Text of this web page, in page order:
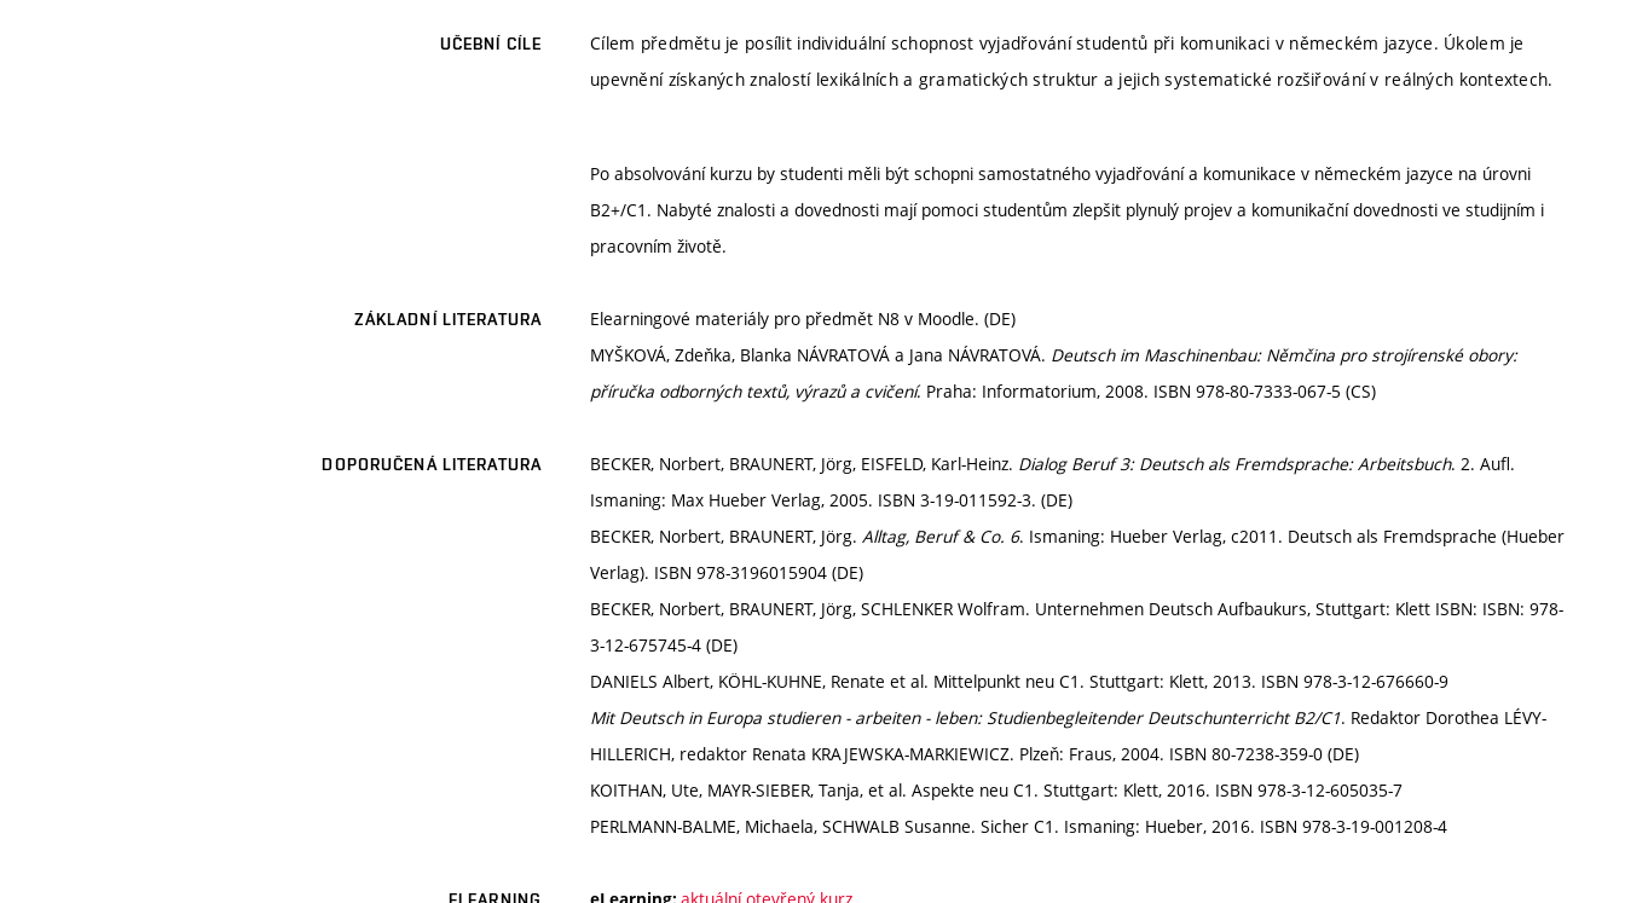
UČEBNÍ CÍLE
Cílem předmětu je posílit individuální schopnost vyjadřování studentů při komunikaci v německém jazyce. Úkolem je
upevnění získaných znalostí lexikálních a gramatických struktur a jejich systematické rozšiřování v reálných kontextech.
Po absolvování kurzu by studenti měli být schopni samostatného vyjadřování a komunikace v německém jazyce na úrovni
B2+/C1. Nabyté znalosti a dovednosti mají pomoci studentům zlepšit plynulý projev a komunikační dovednosti ve studijním i
pracovním životě.
ZÁKLADNÍ LITERATURA
Elearningové materiály pro předmět N8 v Moodle. (DE)
MYŠKOVÁ, Zdeňka, Blanka NÁVRATOVÁ a Jana NÁVRATOVÁ. Deutsch im Maschinenbau: Němčina pro strojírenské obory:
příručka odborných textů, výrazů a cvičení. Praha: Informatorium, 2008. ISBN 978-80-7333-067-5 (CS)
DOPORUČENÁ LITERATURA BECKER, Norbert, BRAUNERT, Jörg, EISFELD, Karl-Heinz. Dialog Beruf 3: Deutsch als Fremdsprache: Arbeitsbuch. 2. Aufl.
Ismaning: Max Hueber Verlag, 2005. ISBN 3-19-011592-3. (DE)
BECKER, Norbert, BRAUNERT, Jörg. Alltag, Beruf & Co. 6. Ismaning: Hueber Verlag, c2011. Deutsch als Fremdsprache (Hueber
Verlag). ISBN 978-3196015904 (DE)
BECKER, Norbert, BRAUNERT, Jörg, SCHLENKER Wolfram. Unternehmen Deutsch Aufbaukurs, Stuttgart: Klett ISBN: ISBN: 978-
3-12-675745-4 (DE)
DANIELS Albert, KÖHL-KUHNE, Renate et al. Mittelpunkt neu C1. Stuttgart: Klett, 2013. ISBN 978-3-12-676660-9
Mit Deutsch in Europa studieren - arbeiten - leben: Studienbegleitender Deutschunterricht B2/C1. Redaktor Dorothea LÉVY-
HILLERICH, redaktor Renata KRAJEWSKA-MARKIEWICZ. Plzeň: Fraus, 2004. ISBN 80-7238-359-0 (DE)
KOITHAN, Ute, MAYR-SIEBER, Tanja, et al. Aspekte neu C1. Stuttgart: Klett, 2016. ISBN 978-3-12-605035-7
PERLMANN-BALME, Michaela, SCHWALB Susanne. Sicher C1. Ismaning: Hueber, 2016. ISBN 978-3-19-001208-4
ELEARNING